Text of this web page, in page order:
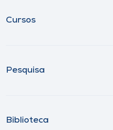
Cursos
Pesquisa
Biblioteca